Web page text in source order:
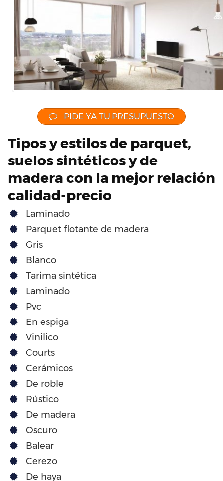
PIDE YA TU PRESUPUESTO
Tipos y estilos de parquet,
suelos sintéticos y de
madera con la mejor relación
calidad-precio
Laminado
Parquet flotante de madera
Gris
Blanco
Tarima sintética
Laminado
Pvc
En espiga
Vinilico
Courts
Cerámicos
De roble
Rústico
De madera
Oscuro
Balear
Cerezo
De haya